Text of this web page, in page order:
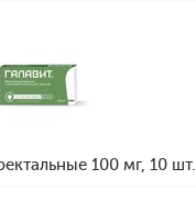
100 мг, 10 шт.